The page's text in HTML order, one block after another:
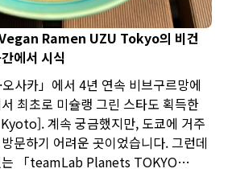
Ramen UZU Tokyo의 비건
에서 시식
오사카」에서 4년 연속 비브구르망에
최초로 미슐랭 그린 스타도 획득한
계속 궁금했지만, 도쿄에 거주
문하기 어려운 곳이었습니다. 그런데
는 「teamLab Planets TOKYO